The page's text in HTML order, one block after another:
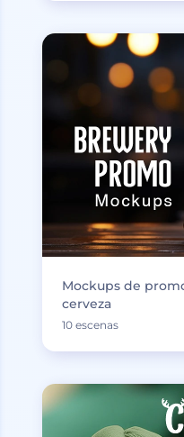
Mockups de
cerveza
10 escenas